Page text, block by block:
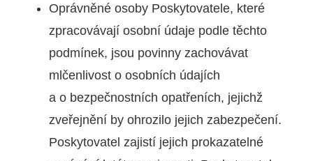
Oprávněné osoby Poskytovatele, které
zpracovávají osobní údaje podle těchto
podmínek, jsou povinny zachovávat
mlčenlivost o osobních údajích
a o bezpečnostních opatřeních, jejichž
zveřejnění by ohrozilo jejich zabezpečení.
Poskytovatel zajistí jejich prokazatelné